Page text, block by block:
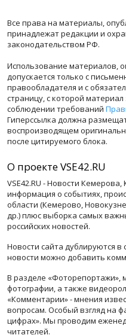
Все права на материалы,
принадлежат редакции и
законодательством РФ.
Использование материалов,
допускается только с
правообладателя и с
страницу, с которой
соблюдении требований
Гиперссылка должна
воспроизводящем
после цитируемого блока.
О проекте VSE42.RU
VSE42.RU - Новости Кемерова,
информация о событиях,
области (Кемерово,
др.) плюс выборка самых
российских новостей.
Новости сайта дублируются в
новости можно добавить
В разделе
фотографии, а также
«Комментарии» - мнения
вопросам. Особый взгляд на
цифрах». Мы проводим
читателей.